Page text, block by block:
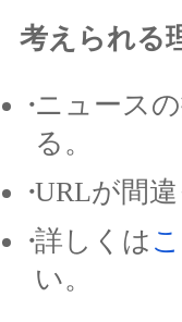
考えられる
ニュース
る。
URLが間違
詳しくは
い。